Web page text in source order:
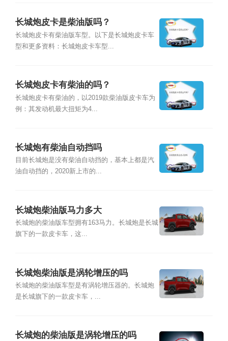
长城炮皮卡是柴油版吗？
长城炮皮卡有柴油版车型。以下是长城炮皮卡车
型和更多资料：长城炮皮卡车型...
长城炮皮卡有柴油的吗？
长城炮皮卡有柴油的，以2019款柴油版皮卡车为
例：其发动机最大扭矩为4...
长城炮有柴油自动挡吗
目前长城炮是没有柴油自动挡的，基本上都是汽
油自动挡的，2020新上市的...
长城炮柴油版马力多大
长城炮的柴油版车型拥有163马力。长城炮是长城
旗下的一款皮卡车，这...
长城炮柴油版是涡轮增压的吗
长城炮的柴油版车型是有涡轮增压器的。长城炮
是长城旗下的一款皮卡车，...
长城炮的柴油版是涡轮增压的吗